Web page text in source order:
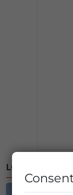
LO MÁS LEÍDO